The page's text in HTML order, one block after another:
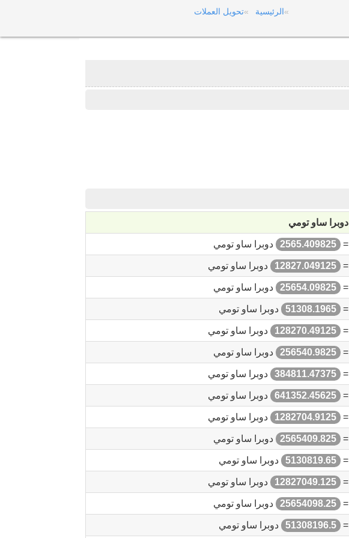
الرئيسية تحويل العملات
دوبرا ساو تومي
=
2565.409825 دوبرا ساو تومي
=
12827.049125 دوبرا ساو تومي
=
25654.09825 دوبرا ساو تومي
=
51308.1965 دوبرا ساو تومي
=
128270.49125 دوبرا ساو تومي
=
256540.9825 دوبرا ساو تومي
=
384811.47375 دوبرا ساو تومي
=
641352.45625 دوبرا ساو تومي
=
1282704.9125 دوبرا ساو تومي
=
2565409.825 دوبرا ساو تومي
=
5130819.65 دوبرا ساو تومي
=
12827049.125 دوبرا ساو تومي
=
25654098.25 دوبرا ساو تومي
=
51308196.5 دوبرا ساو تومي